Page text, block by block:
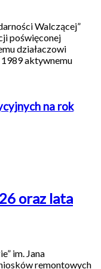
Walczącej”
poświęconej
działaczowi
aktywnemu
na rok
oraz lata
im. Jana
remontowych